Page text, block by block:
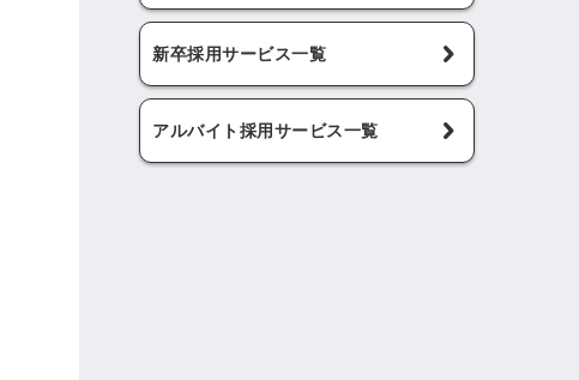
新卒採用サービス一覧
アルバイト採用サービス一覧